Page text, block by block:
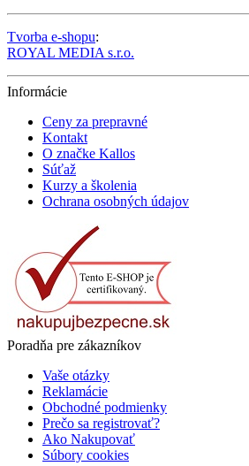
Tvorba e-shopu:
ROYAL MEDIA s.r.o.
Informácie
Ceny za prepravné
Kontakt
O značke Kallos
Súťaž
Kurzy a školenia
Ochrana osobných údajov
Poradňa pre zákazníkov
Vaše otázky
Reklamácie
Obchodné podmienky
Prečo sa registrovať?
Ako Nakupovať
Súbory cookies